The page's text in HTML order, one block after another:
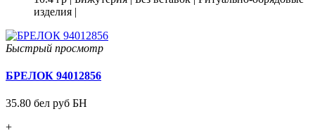
изделия |
Быстрый просмотр
БРЕЛОК 94012856
35.80 бел руб БН
+